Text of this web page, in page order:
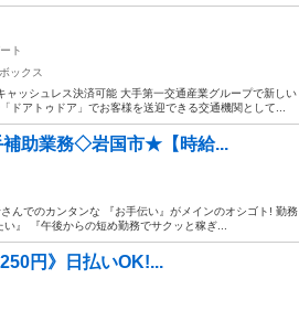
ト
ックス
ッシュレス決済可能 大手第一交通産業グループで新しい
ドアトゥドア」でお客様を送迎できる交通機関として...
補助業務◇岩国市★【時給...
んでのカンタンな 『お手伝い』がメインのオシゴト! 勤務
』 『午後からの短め勤務でサクッと稼ぎ...
円》日払いOK!...